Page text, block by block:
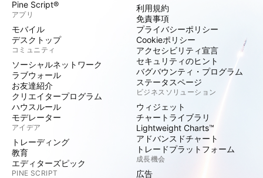
Pine Script®
アプリ
モバイル
デスクトップ
コミュニティ
ソーシャルネットワーク
ラブウォール
お友達紹介
クリエイタープログラム
ハウスルール
モデレーター
アイデア
トレーディング
教育
エディターズピック
PINE SCRIPT
利用規約
免責事項
プライバシーポリシー
Cookieポリシー
アクセシビリティ宣言
セキュリティのヒント
バグバウンティ・プログラム
ステータスページ
ビジネスソリューション
ウィジェット
チャートライブラリ
Lightweight Charts™
アドバンスドチャート
トレードプラットフォーム
成長機会
広告